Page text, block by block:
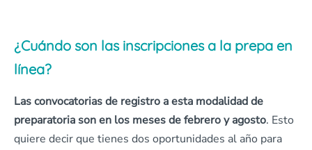
¿Cuándo son las inscripciones a la prepa en
línea?
Las convocatorias de registro a esta modalidad de
preparatoria son en los meses de febrero y agosto. Esto
quiere decir que tienes dos oportunidades al año para